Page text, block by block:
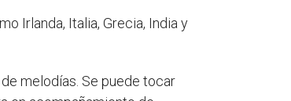
Irlanda, Italia, Grecia, India y
melodías. Se puede tocar